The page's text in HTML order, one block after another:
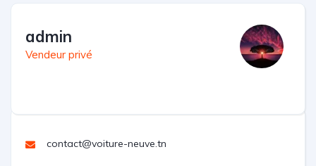
admin
Vendeur privé
contact@voiture-neuve.tn